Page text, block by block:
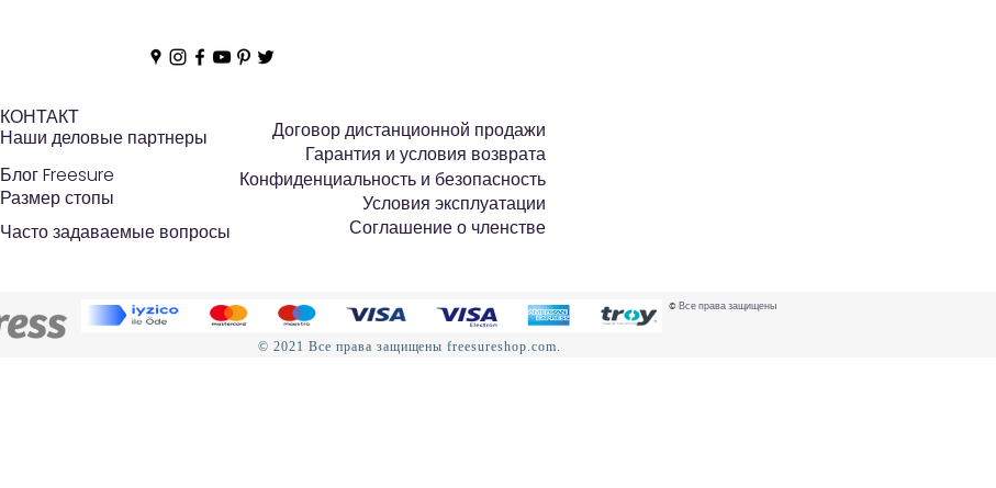
КОНТАКТ
Наши деловые партнеры
Блог Freesure
Размер стопы
Часто задаваемые вопросы
Договор дистанционной продажи
Гарантия и условия возврата
Конфиденциальность и безопасность
Условия эксплуатации
Соглашение о членстве
© Все права защищены
© 2021 Все права защищены freesureshop.com.